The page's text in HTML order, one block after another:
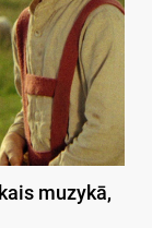
muzykā,